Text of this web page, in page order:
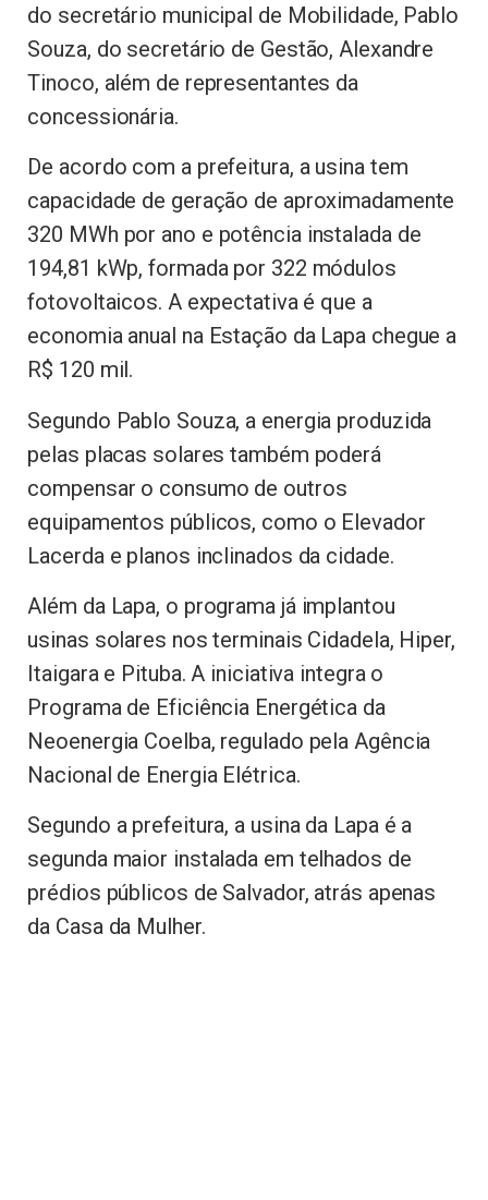
do secretário municipal de Mobilidade, Pablo
Souza, do secretário de Gestão, Alexandre
Tinoco, além de representantes da
concessionária.
De acordo com a prefeitura, a usina tem
capacidade de geração de aproximadamente
320 MWh por ano e potência instalada de
194,81 kWp, formada por 322 módulos
fotovoltaicos. A expectativa é que a
economia anual na Estação da Lapa chegue a
R$ 120 mil.
Segundo Pablo Souza, a energia produzida
pelas placas solares também poderá
compensar o consumo de outros
equipamentos públicos, como o Elevador
Lacerda e planos inclinados da cidade.
Além da Lapa, o programa já implantou
usinas solares nos terminais Cidadela, Hiper,
Itaigara e Pituba. A iniciativa integra o
Programa de Eficiência Energética da
Neoenergia Coelba, regulado pela Agência
Nacional de Energia Elétrica.
Segundo a prefeitura, a usina da Lapa é a
segunda maior instalada em telhados de
prédios públicos de Salvador, atrás apenas
da Casa da Mulher.